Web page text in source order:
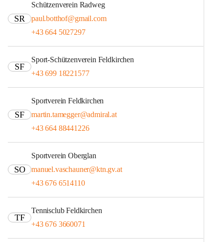
SR
Schützenverein Radweg
paul.botthof@gmail.com
+43 664 5027297
SF
Sport-Schützenverein Feldkirchen
+43 699 18221577
SF
Sportverein Feldkirchen
martin.tamegger@admiral.at
+43 664 88441226
SO
Sportverein Oberglan
manuel.vaschauner@ktn.gv.at
+43 676 6514110
TF
Tennisclub Feldkirchen
+43 676 3660071